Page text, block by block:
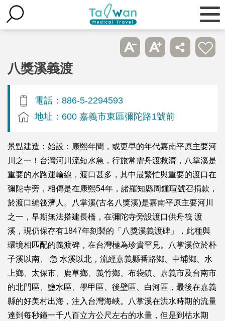
八獎溪義渡
電話：886-5-2294593
地址：600 嘉義市東區彌陀路1號前
景點建造：始設：康熙年間，或更早的年代嘉南平原主要河
川之一！台灣河川流短水急，行旅常需舟渡救濟，八掌溪是
重要的水路運輸線，渡口甚多，其中最繁忙與重要的渡口在
彌陀寺旁，相傳是在康熙54年，諸羅知縣周鍾瑄號召捐款，
於渡口編筏濟人。八掌溪(古名八獎溪)是嘉南平原主要河川
之一，早期無法搭建長橋，在彌陀寺旁設渡口供舟筏 渡
溪，現仍保存有1847年刻製的「八獎溪義渡碑」，此種與
環境相匹配的義渡碑，在台灣極為珍貴罕見。八掌溪位於朴
子溪以南、 急 水溪以北，流經嘉義縣番路鄉、中埔鄉、水
上鄉、太保市、鹿草鄉、義竹鄉、布袋鎮、嘉義市及台南市
的北門區、鹽水區、學甲區、後壁區、白河區，最後在嘉義
縣的好美村出海，注入台灣海峽。八掌溪在洪水時期的流量
達到每秒鐘一千八百立方公尺左右的水量，但是到枯水期